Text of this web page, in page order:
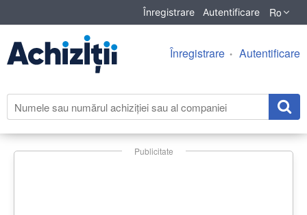
Înregistrare Autentificare Ro
Înregistrare Autentificare
Publicitate